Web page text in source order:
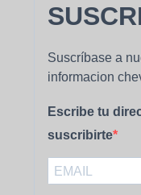
Suscríbase a
informacion
Escribe tu
suscribirte